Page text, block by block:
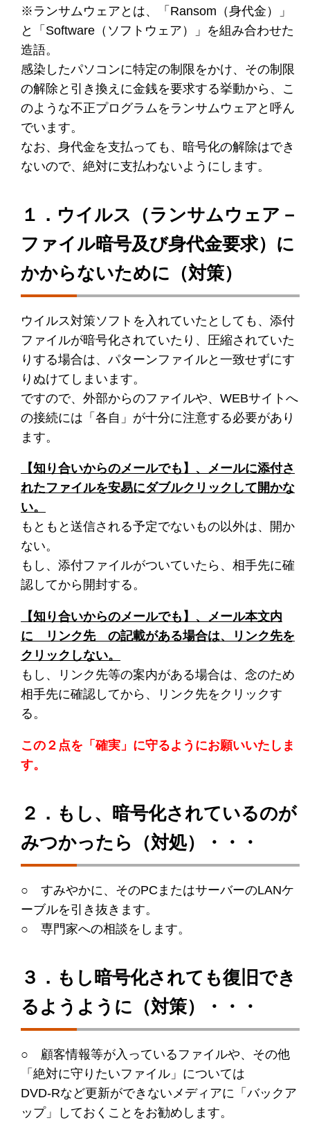
※ランサムウェアとは、「Ransom（身代金）」
と「Software（ソフトウェア）」を組み合わせた
造語。
感染したパソコンに特定の制限をかけ、その制限
の解除と引き換えに金銭を要求する挙動から、こ
のような不正プログラムをランサムウェアと呼ん
でいます。
なお、身代金を支払っても、暗号化の解除はでき
ないので、絶対に支払わないようにします。
１．ウイルス（ランサムウェア－
ファイル暗号及び身代金要求）に
かからないために（対策）
ウイルス対策ソフトを入れていたとしても、添付
ファイルが暗号化されていたり、圧縮されていた
りする場合は、パターンファイルと一致せずにす
りぬけてしまいます。
ですので、外部からのファイルや、WEBサイトへ
の接続には「各自」が十分に注意する必要があり
ます。
【知り合いからのメールでも】、メールに添付さ
れたファイルを安易にダブルクリックして開かな
い。
もともと送信される予定でないもの以外は、開か
ない。
もし、添付ファイルがついていたら、相手先に確
認してから開封する。
【知り合いからのメールでも】、メール本文内
に リンク先 の記載がある場合は、リンク先を
クリックしない。
もし、リンク先等の案内がある場合は、念のため
相手先に確認してから、リンク先をクリックす
る。
この２点を「確実」に守るようにお願いいたしま
す。
２．もし、暗号化されているのが
みつかったら（対処）・・・
○ すみやかに、そのPCまたはサーバーのLANケ
ーブルを引き抜きます。
○ 専門家への相談をします。
３．もし暗号化されても復旧でき
るようように（対策）・・・
○ 顧客情報等が入っているファイルや、その他
「絶対に守りたいファイル」については
DVD-Rなど更新ができないメディアに「バックア
ップ」しておくことをお勧めします。